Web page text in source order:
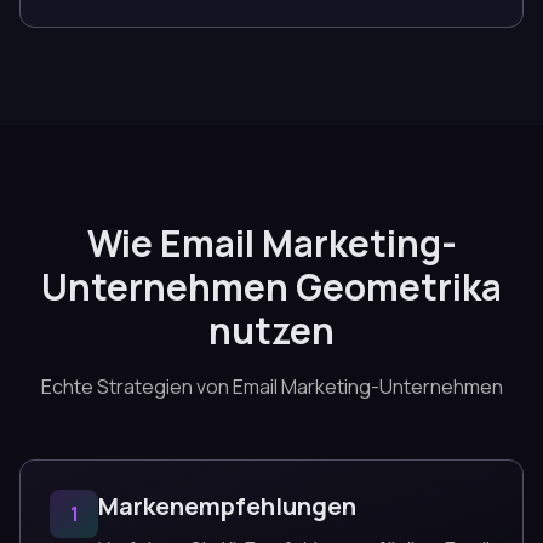
Wie Email Marketing-
Unternehmen Geometrika
nutzen
Echte Strategien von Email Marketing-Unternehmen
1 Markenempfehlungen